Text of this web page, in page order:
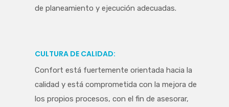
de planeamiento y ejecución adecuadas.
CULTURA DE CALIDAD:
Confort está fuertemente orientada hacia la
calidad y está comprometida con la mejora de
los propios procesos, con el fin de asesorar,